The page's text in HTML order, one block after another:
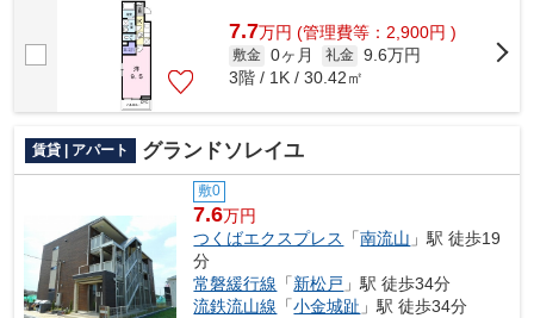
7.7万円 (管理費等：2,900円 )
敷金 0ヶ月 礼金 9.6万円
3階 / 1K / 30.42㎡
賃貸 | アパート グランドソレイユ
敷0
7.6万円
つくばエクスプレス
「南流山 」駅 徒歩19
分
常磐緩行線 「新松戸 」駅 徒歩34分
流鉄流山線 「小金城趾 」駅 徒歩34分